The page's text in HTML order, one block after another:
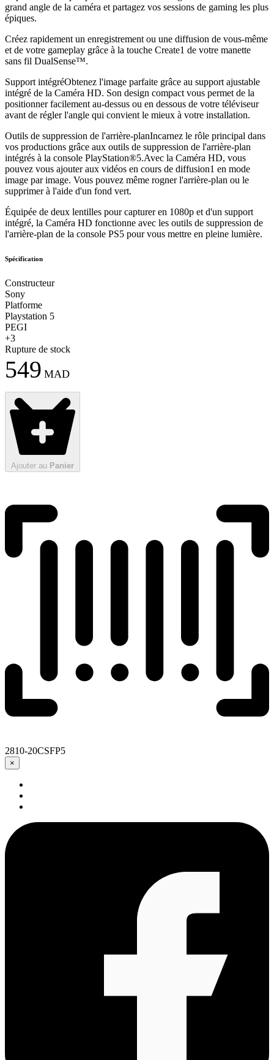
grand angle de la caméra et partagez vos sessions de gaming les plus
épiques.
Créez rapidement un enregistrement ou une diffusion de vous-même
et de votre gameplay grâce à la touche Create1 de votre manette
sans fil DualSense™.
Support intégréObtenez l'image parfaite grâce au support ajustable
intégré de la Caméra HD. Son design compact vous permet de la
positionner facilement au-dessus ou en dessous de votre téléviseur
avant de régler l'angle qui convient le mieux à votre installation.
Outils de suppression de l'arrière-planIncarnez le rôle principal dans
vos productions grâce aux outils de suppression de l'arrière-plan
intégrés à la console PlayStation®5.Avec la Caméra HD, vous
pouvez vous ajouter aux vidéos en cours de diffusion1 en mode
image par image. Vous pouvez même rogner l'arrière-plan ou le
supprimer à l'aide d'un fond vert.
Équipée de deux lentilles pour capturer en 1080p et d'un support
intégré, la Caméra HD fonctionne avec les outils de suppression de
l'arrière-plan de la console PS5 pour vous mettre en pleine lumière.
Spécification
Constructeur
Sony
Platforme
Playstation 5
PEGI
+3
Rupture de stock
549 MAD
Ajouter au Panier
2810-20CSFP5
×